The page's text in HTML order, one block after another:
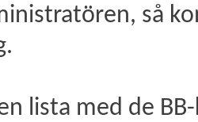
så
lista med de